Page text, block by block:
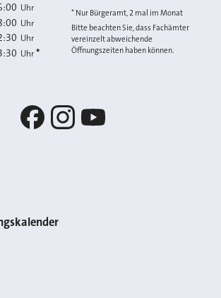
Uhr
Uhr
Uhr
Uhr *
* Nur Bürgeramt, 2 mal im Monat
Bitte beachten Sie, dass Fachämter
vereinzelt abweichende
Öffnungszeiten haben können.